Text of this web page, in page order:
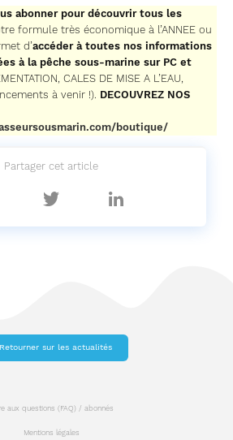
abonner pour découvrir tous les
formule très économique à l’ANNEE ou
d’accéder à toutes nos informations
à la pêche sous-marine sur PC et
CALES DE MISE A L’EAU,
à venir !). DECOUVREZ NOS
boutique/
Partager cet article
Partager
Partager
sur
Retourner sur les actualités
aux questions (FAQ) / abonnés
Mentions légales